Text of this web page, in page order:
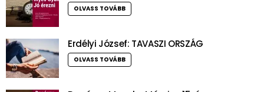
OLVASS TOVÁBB
Erdélyi József: TAVASZI ORSZÁG
OLVASS TOVÁBB